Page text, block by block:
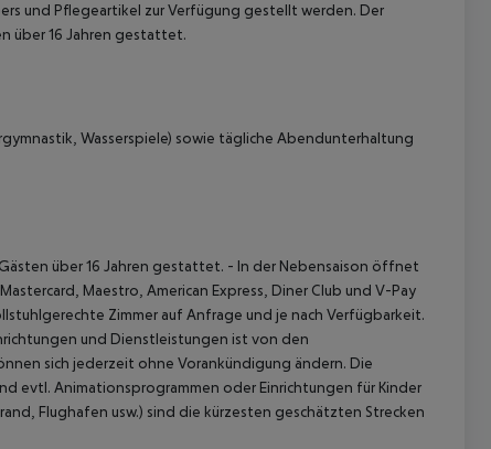
und Pflegeartikel zur Verfügung gestellt werden. Der
über 16 Jahren gestattet.
Wasserspiele) sowie tägliche Abendunterhaltung
über 16 Jahren gestattet. - In der Nebensaison öffnet
Maestro, American Express, Diner Club und V-Pay
Zimmer auf Anfrage und je nach Verfügbarkeit.
und Dienstleistungen ist von den
sich jederzeit ohne Vorankündigung ändern. Die
evtl. Animationsprogrammen oder Einrichtungen für Kinder
Flughafen usw.) sind die kürzesten geschätzten Strecken